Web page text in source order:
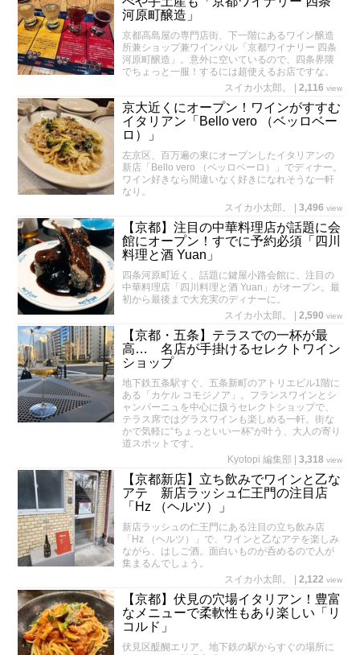
河原町醸造」
京都高島屋の専門店街、下一階にあるワイン醸造
所兼ショップ兼ワインバル「京都ワイナリー 四条
河原町醸造」。意外に空いているので、四条界隈
でちょっと一服！するには超使えるお店ですな。
スイカ小太郎。
2,116 view
京大近くにオープン！ワインがすすむ
イタリアン「Bello vero （ベッロベー
ロ）」
左京区、百万遍の東にオープンしたイタリアンの
新店「Bello vero （ベッロベーロ）」でディナー。
ワイン好きなら間違いなく好きになれそうな一軒
なり。
スイカ小太郎。
3,496 view
【京都】注目の中華料理店が話題に会
館にオープン！すでに予約必須「四川
料理と酒 Yuan」
四条河原町近く、話題に鍵屋小路会館に、注目の
中華料理店「四川料理と酒 Yuan」がオープン。最
初から最後まで大充実のディナーに。
スイカ小太郎。
2,590 view
【京都・五条】テラスでの一杯が最
高… 名店が手掛けるセレクトワイン
ショップ
地下鉄五条駅すぐ、五条新町のアトリエビル1階に
ある「カケル コモジノア」。フランスワインとシ
ャンパーニュを中心に扱うセレクトショップで、
テラス席ではグラスワインも楽しめる一軒。街な
かで気軽に“ちょっといい一杯”が叶う、大人の寄り
道スポットです。
Kyotopi 編集部
3,318 view
【京都新店】立ち飲みでワインと乙な
アテ 新店ラッシュ仁王門の注目店
「Hz （ヘルツ）」
新店ラッシュの仁王門にある注目の立ち飲み店
「Hz （ヘルツ）」で、ワインと乙なアテを楽しみ
ながら、はしご酒。面白いものが呑めるので人が
集まるんでしょう。
スイカ小太郎。
2,122 view
【京都】伏見の穴場イタリアン！豊富
なメニューで柔軟性もあり楽しい「リ
コルド」
伏見区醍醐エリア、地下鉄の駅からすぐの場所に